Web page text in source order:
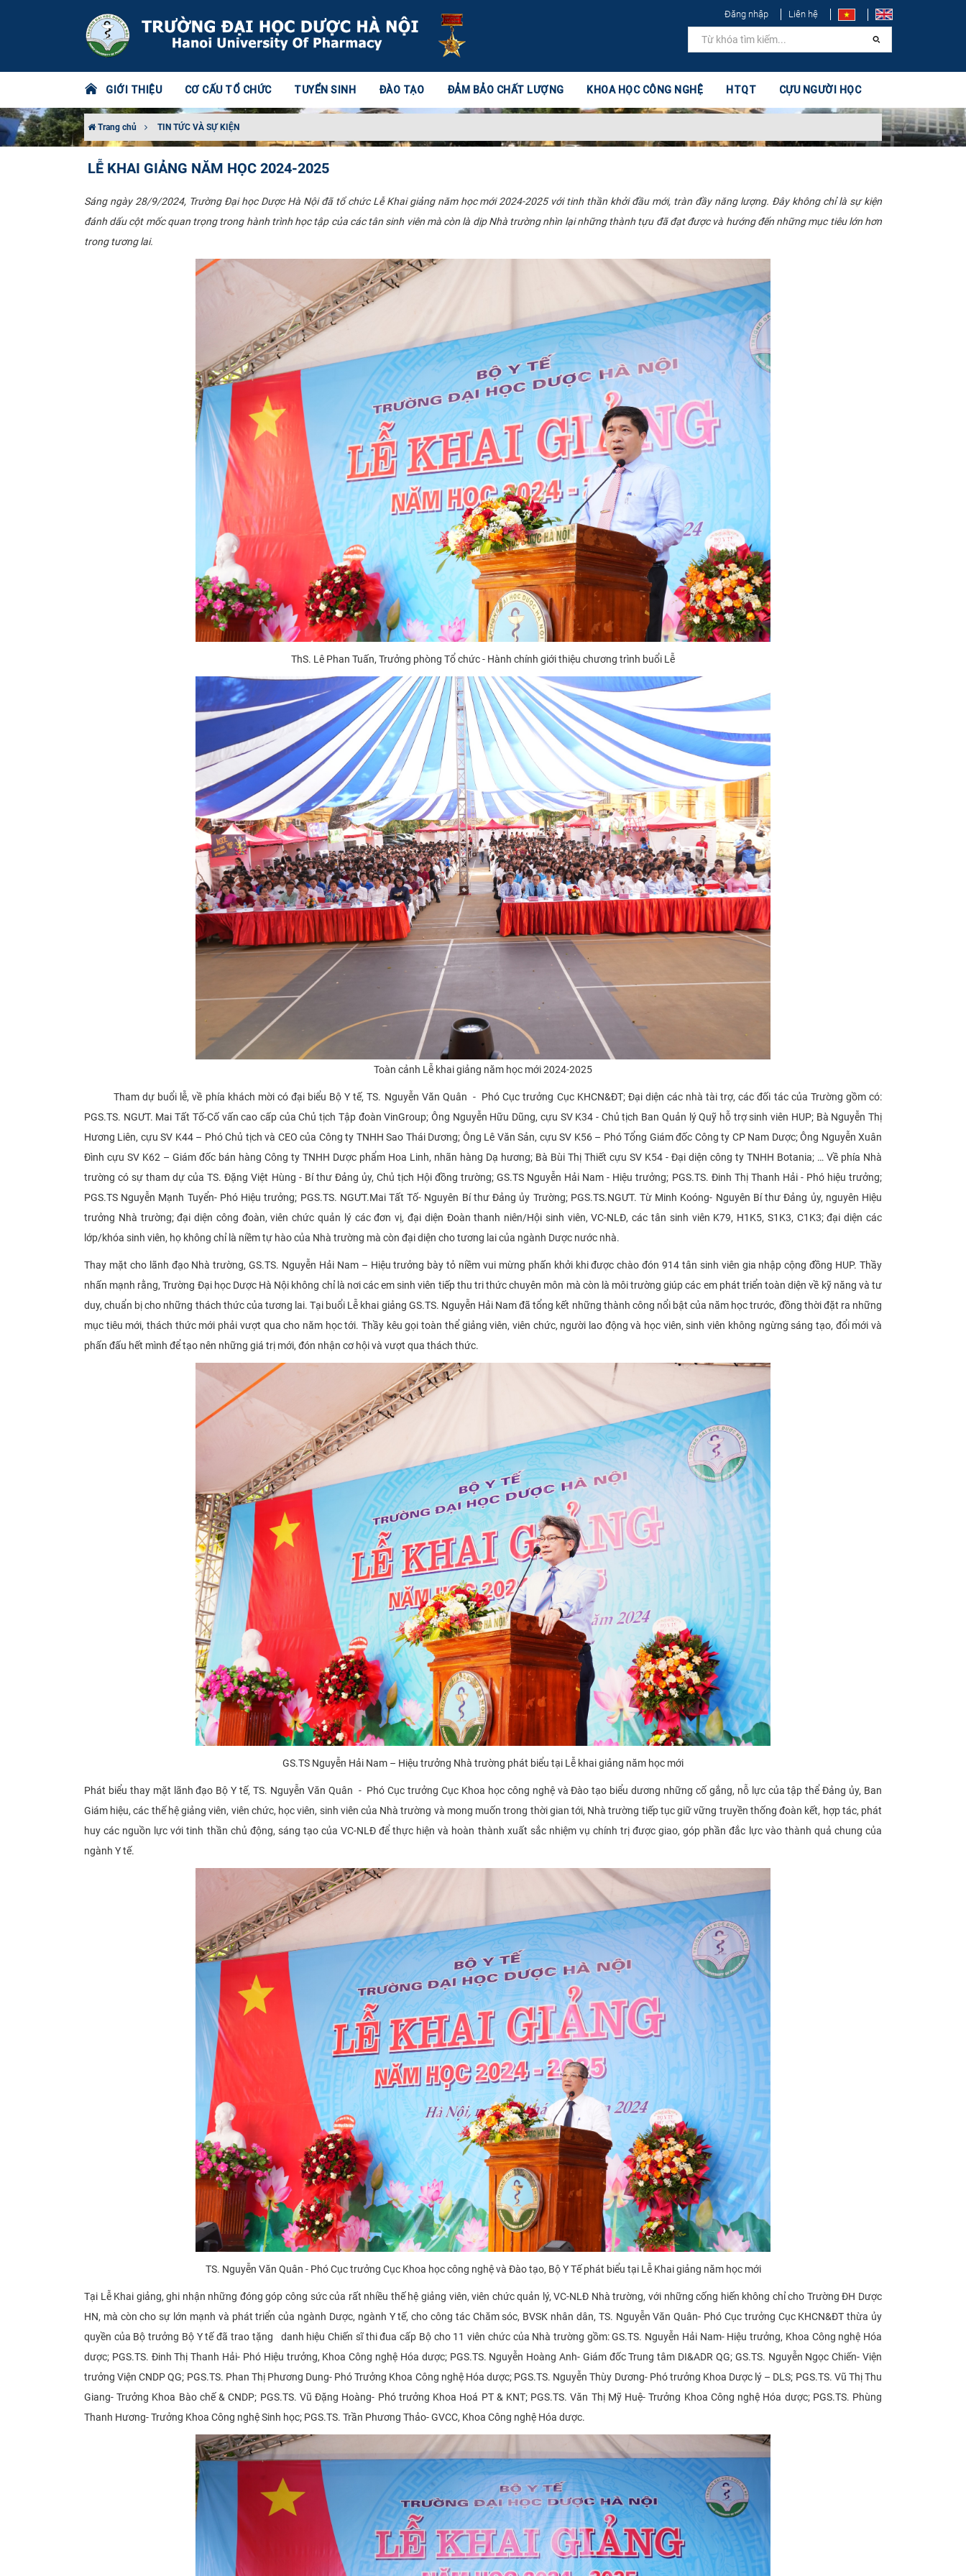
Đăng nhập Liên hệ
GIỚI THIỆU CƠ CẤU TỔ CHỨC TUYỂN SINH ĐÀO TẠO ĐẢM BẢO CHẤT LƯỢNG KHOA HỌC CÔNG NGHỆ HTQT CỰU NGƯỜI HỌC
Trang chủ TIN TỨC VÀ SỰ KIỆN
LỄ KHAI GIẢNG NĂM HỌC 2024-2025
Sáng ngày 28/9/2024, Trường Đại học Dược Hà Nội đã tổ chức Lễ Khai giảng năm học mới 2024-2025 với tinh thần khởi đầu mới, tràn đầy năng lượng. Đây không chỉ là sự kiện
đánh dấu cột mốc quan trọng trong hành trình học tập của các tân sinh viên mà còn là dịp Nhà trường nhìn lại những thành tựu đã đạt được và hướng đến những mục tiêu lớn hơn
trong tương lai.
ThS. Lê Phan Tuấn, Trưởng phòng Tổ chức - Hành chính giới thiệu chương trình buổi Lễ
Toàn cảnh Lễ khai giảng năm học mới 2024-2025
Tham dự buổi lễ, về phía khách mời có đại biểu Bộ Y tế, TS. Nguyễn Văn Quân - Phó Cục trưởng Cục KHCN&ĐT; Đại diện các nhà tài trợ, các đối tác của Trường gồm có:
PGS.TS. NGƯT. Mai Tất Tố-Cố vấn cao cấp của Chủ tịch Tập đoàn VinGroup; Ông Nguyễn Hữu Dũng, cựu SV K34 - Chủ tịch Ban Quản lý Quỹ hỗ trợ sinh viên HUP; Bà Nguyễn Thị
Hương Liên, cựu SV K44 – Phó Chủ tịch và CEO của Công ty TNHH Sao Thái Dương; Ông Lê Văn Sản, cựu SV K56 – Phó Tổng Giám đốc Công ty CP Nam Dược; Ông Nguyễn Xuân
Đình cựu SV K62 – Giám đốc bán hàng Công ty TNHH Dược phẩm Hoa Linh, nhãn hàng Dạ hương; Bà Bùi Thị Thiết cựu SV K54 - Đại diện công ty TNHH Botania; … Về phía Nhà
trường có sự tham dự của TS. Đặng Việt Hùng - Bí thư Đảng ủy, Chủ tịch Hội đồng trường; GS.TS Nguyễn Hải Nam - Hiệu trưởng; PGS.TS. Đinh Thị Thanh Hải - Phó hiệu trưởng;
PGS.TS Nguyễn Mạnh Tuyển- Phó Hiệu trưởng; PGS.TS. NGƯT.Mai Tất Tố- Nguyên Bí thư Đảng ủy Trường; PGS.TS.NGƯT. Từ Minh Koóng- Nguyên Bí thư Đảng ủy, nguyên Hiệu
trưởng Nhà trường; đại diện công đoàn, viên chức quản lý các đơn vị, đại diện Đoàn thanh niên/Hội sinh viên, VC-NLĐ, các tân sinh viên K79, H1K5, S1K3, C1K3; đại diện các
lớp/khóa sinh viên, họ không chỉ là niềm tự hào của Nhà trường mà còn đại diện cho tương lai của ngành Dược nước nhà.
Thay mặt cho lãnh đạo Nhà trường, GS.TS. Nguyễn Hải Nam – Hiệu trưởng bày tỏ niềm vui mừng phấn khởi khi được chào đón 914 tân sinh viên gia nhập cộng đồng HUP. Thầy
nhấn mạnh rằng, Trường Đại học Dược Hà Nội không chỉ là nơi các em sinh viên tiếp thu tri thức chuyên môn mà còn là môi trường giúp các em phát triển toàn diện về kỹ năng và tư
duy, chuẩn bị cho những thách thức của tương lai. Tại buổi Lễ khai giảng GS.TS. Nguyễn Hải Nam đã tổng kết những thành công nổi bật của năm học trước, đồng thời đặt ra những
mục tiêu mới, thách thức mới phải vượt qua cho năm học tới. Thầy kêu gọi toàn thể giảng viên, viên chức, người lao động và học viên, sinh viên không ngừng sáng tạo, đổi mới và
phấn đấu hết mình để tạo nên những giá trị mới, đón nhận cơ hội và vượt qua thách thức.
GS.TS Nguyễn Hải Nam – Hiệu trưởng Nhà trường phát biểu tại Lễ khai giảng năm học mới
Phát biểu thay mặt lãnh đạo Bộ Y tế, TS. Nguyễn Văn Quân - Phó Cục trưởng Cục Khoa học công nghệ và Đào tạo biểu dương những cố gắng, nỗ lực của tập thể Đảng ủy, Ban
Giám hiệu, các thế hệ giảng viên, viên chức, học viên, sinh viên của Nhà trường và mong muốn trong thời gian tới, Nhà trường tiếp tục giữ vững truyền thống đoàn kết, hợp tác, phát
huy các nguồn lực với tinh thần chủ động, sáng tạo của VC-NLĐ để thực hiện và hoàn thành xuất sắc nhiệm vụ chính trị được giao, góp phần đắc lực vào thành quả chung của
ngành Y tế.
TS. Nguyễn Văn Quân - Phó Cục trưởng Cục Khoa học công nghệ và Đào tạo, Bộ Y Tế phát biểu tại Lễ Khai giảng năm học mới
Tại Lễ Khai giảng, ghi nhận những đóng góp công sức của rất nhiều thế hệ giảng viên, viên chức quản lý, VC-NLĐ Nhà trường, với những cống hiến không chỉ cho Trường ĐH Dược
HN, mà còn cho sự lớn mạnh và phát triển của ngành Dược, ngành Y tế, cho công tác Chăm sóc, BVSK nhân dân, TS. Nguyễn Văn Quân- Phó Cục trưởng Cục KHCN&ĐT thừa ủy
quyền của Bộ trưởng Bộ Y tế đã trao tặng danh hiệu Chiến sĩ thi đua cấp Bộ cho 11 viên chức của Nhà trường gồm: GS.TS. Nguyễn Hải Nam- Hiệu trưởng, Khoa Công nghệ Hóa
dược; PGS.TS. Đinh Thị Thanh Hải- Phó Hiệu trưởng, Khoa Công nghệ Hóa dược; PGS.TS. Nguyễn Hoàng Anh- Giám đốc Trung tâm DI&ADR QG; GS.TS. Nguyễn Ngọc Chiến- Viện
trưởng Viện CNDP QG; PGS.TS. Phan Thị Phương Dung- Phó Trưởng Khoa Công nghệ Hóa dược; PGS.TS. Nguyễn Thùy Dương- Phó trưởng Khoa Dược lý – DLS; PGS.TS. Vũ Thị Thu
Giang- Trưởng Khoa Bào chế & CNDP; PGS.TS. Vũ Đặng Hoàng- Phó trưởng Khoa Hoá PT & KNT; PGS.TS. Văn Thị Mỹ Huệ- Trưởng Khoa Công nghệ Hóa dược; PGS.TS. Phùng
Thanh Hương- Trưởng Khoa Công nghệ Sinh học; PGS.TS. Trần Phương Thảo- GVCC, Khoa Công nghệ Hóa dược.